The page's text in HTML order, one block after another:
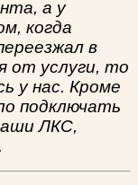
а у
когда
в
от услуги, то
у нас. Кроме
подключать
ЛКС,